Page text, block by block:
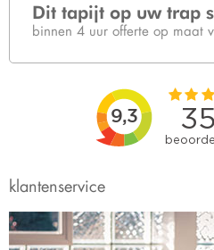
Dit tapijt op uw trap
binnen 4 uur offerte op maat
klantenservice